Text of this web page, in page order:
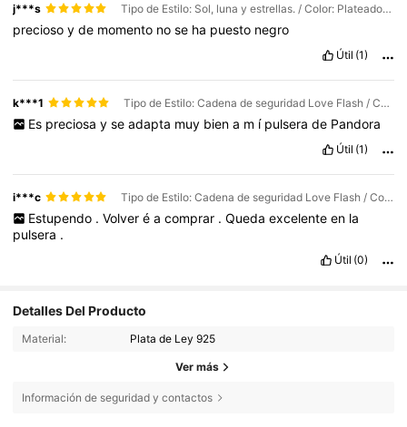
j***s Tipo de Estilo: Sol, luna y estrellas. / Color: Plateado / Talla: Unitalla
preciosoyde momento nose ha puesto negro
Útil (1)
k***1 Tipo de Estilo: Cadena de seguridad Love Flash / Color: Plateado / Talla: Unitalla
Es preciosa y se adapta muy bien a m í pulsera de Pandora
Útil (1)
i***c Tipo de Estilo: Cadena de seguridad Love Flash / Color: Plateado / Talla: Unitalla
Estupendo . Volver é a comprar . Queda excelente en la
pulsera .
Útil (0)
Detalles Del Producto
Material: Plata de Ley 925
Ver más
Información de seguridad y contactos